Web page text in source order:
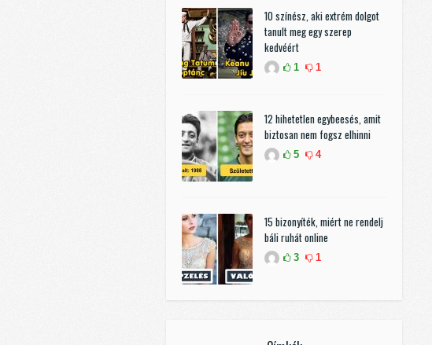
10 színész, aki extrém dolgot
tanult meg egy szerep
kedvéért
1 1
12 hihetetlen egybeesés, amit
biztosan nem fogsz elhinni
5 4
15 bizonyíték, miért ne rendelj
báli ruhát online
3 1